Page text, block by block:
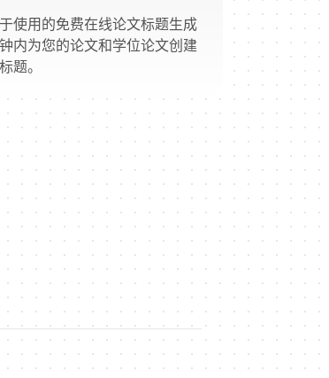
使用的免费在线论文标题生成
内为您的论文和学位论文创建
题。